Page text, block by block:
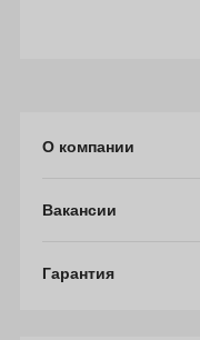
О компании
Вакансии
Гарантия